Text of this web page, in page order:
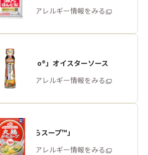
商品・アレルギー情報をみる
「Cook Do®」オイスターソース
商品・アレルギー情報をみる
「丸鶏がらスープ™」
商品・アレルギー情報をみる